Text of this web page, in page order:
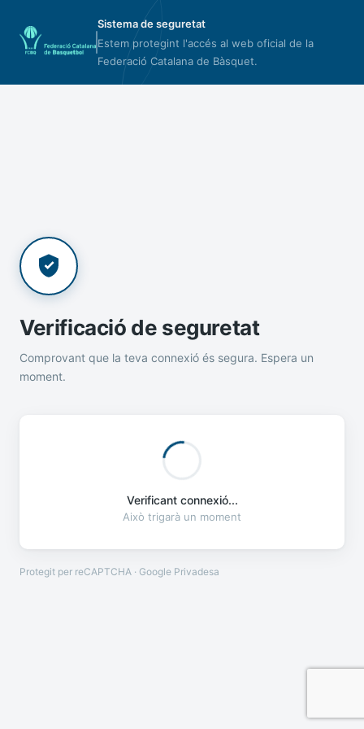
Sistema de seguretat
Estem protegint l'accés al web oficial de la
Federació Catalana de Bàsquet.
Verificació de seguretat
Comprovant que la teva connexió és segura. Espera un
moment.
Verificant connexió...
Això trigarà un moment
Protegit per reCAPTCHA · Google Privadesa